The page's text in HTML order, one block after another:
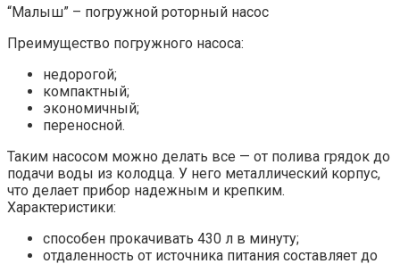
“Малыш” – погружной роторный насос
Преимущество погружного насоса:
недорогой;
компактный;
экономичный;
переносной.
Таким насосом можно делать все — от полива грядок до
подачи воды из колодца. У него металлический корпус,
что делает прибор надежным и крепким.
Характеристики:
способен прокачивать 430 л в минуту;
отдаленность от источника питания составляет до